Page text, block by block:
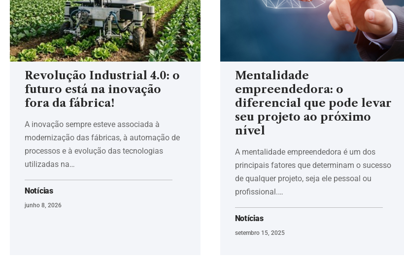
Revolução Industrial 4.0: o
futuro está na inovação
fora da fábrica!
A inovação sempre esteve associada à
modernização das fábricas, à automação de
processos e à evolução das tecnologias
utilizadas na…
Notícias
junho 8, 2026
Mentalidade
empreendedora: o
diferencial que pode levar
seu projeto ao próximo
nível
A mentalidade empreendedora é um dos
principais fatores que determinam o sucesso
de qualquer projeto, seja ele pessoal ou
profissional.…
Notícias
setembro 15, 2025